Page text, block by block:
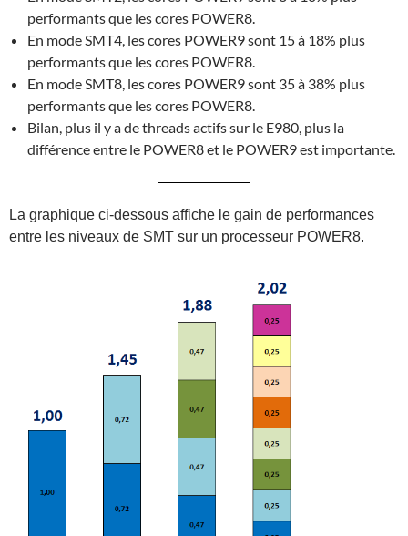
performants que les cores POWER8.
En mode SMT4, les cores POWER9 sont 15 à 18% plus
performants que les cores POWER8.
En mode SMT8, les cores POWER9 sont 35 à 38% plus
performants que les cores POWER8.
Bilan, plus il y a de threads actifs sur le E980, plus la
différence entre le POWER8 et le POWER9 est importante.
La graphique ci-dessous affiche le gain de performances
entre les niveaux de SMT sur un processeur POWER8.